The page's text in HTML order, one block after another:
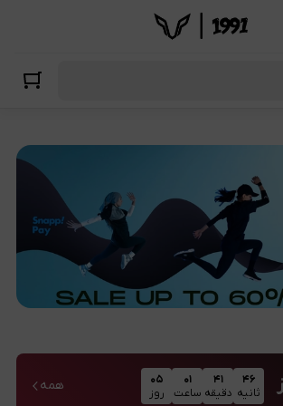
۰۵
روز
۰۱
ساعت
۴۱
دقیقه
۴۶
ثانیه
همه